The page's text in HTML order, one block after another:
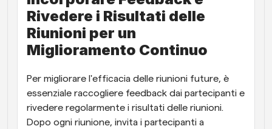
Rivedere i Risultati delle
Riunioni per un
Miglioramento Continuo
Per migliorare l'efficacia delle riunioni future, è
essenziale raccogliere feedback dai partecipanti e
rivedere regolarmente i risultati delle riunioni.
Dopo ogni riunione, invita i partecipanti a